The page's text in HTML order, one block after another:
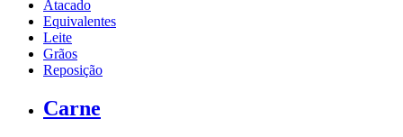
Atacado
Equivalentes
Leite
Grãos
Reposição
Carne